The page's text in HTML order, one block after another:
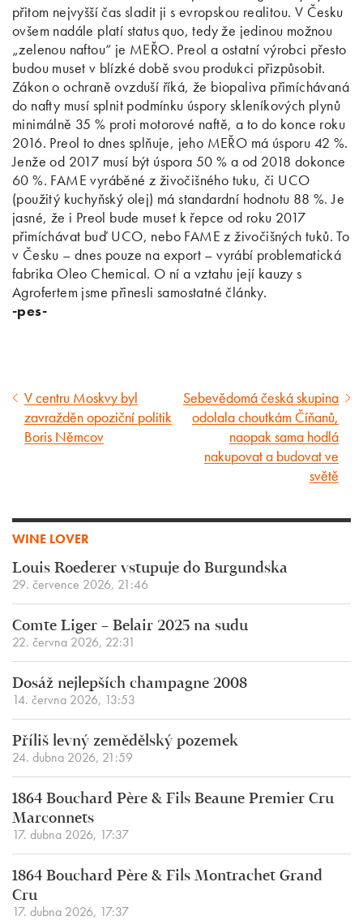
přitom nejvyšší čas sladit ji s evropskou realitou. V Česku
ovšem nadále platí status quo, tedy že jedinou možnou
„zelenou naftou“ je MEŘO. Preol a ostatní výrobci přesto
budou muset v blízké době svou produkci přizpůsobit.
Zákon o ochraně ovzduší říká, že biopaliva přimíchávaná
do nafty musí splnit podmínku úspory skleníkových plynů
minimálně 35 % proti motorové naftě, a to do konce roku
2016. Preol to dnes splňuje, jeho MEŘO má úsporu 42 %.
Jenže od 2017 musí být úspora 50 % a od 2018 dokonce
60 %. FAME vyráběné z živočišného tuku, či UCO
(použitý kuchyňský olej) má standardní hodnotu 88 %. Je
jasné, že i Preol bude muset k řepce od roku 2017
přimíchávat buď UCO, nebo FAME z živočišných tuků. To
v Česku – dnes pouze na export – vyrábí problematická
fabrika Oleo Chemical. O ní a vztahu její kauzy s
Agrofertem jsme přinesli samostatné články.
-pes-
Předcházející
článek
V centru Moskvy byl
zavražděn opoziční politik
Boris Němcov
Následující
článek
Sebevědomá česká skupina
odolala choutkám Číňanů,
naopak sama hodlá
nakupovat a budovat ve
světě
WINE LOVER
Louis Roederer vstupuje do Burgundska
29. července 2026, 21:46
Comte Liger – Belair 2025 na sudu
22. června 2026, 22:31
Dosáž nejlepších champagne 2008
14. června 2026, 13:53
Příliš levný zemědělský pozemek
24. dubna 2026, 21:59
1864 Bouchard Père & Fils Beaune Premier Cru
Marconnets
17. dubna 2026, 17:37
1864 Bouchard Père & Fils Montrachet Grand
Cru
17. dubna 2026, 17:37